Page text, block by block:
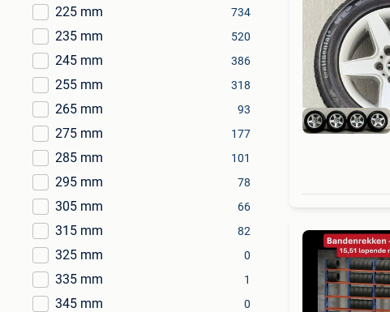
225 mm 734
235 mm 520
245 mm 386
255 mm 318
265 mm 93
275 mm 177
285 mm 101
295 mm 78
305 mm 66
315 mm 82
325 mm 0
335 mm 1
345 mm 0